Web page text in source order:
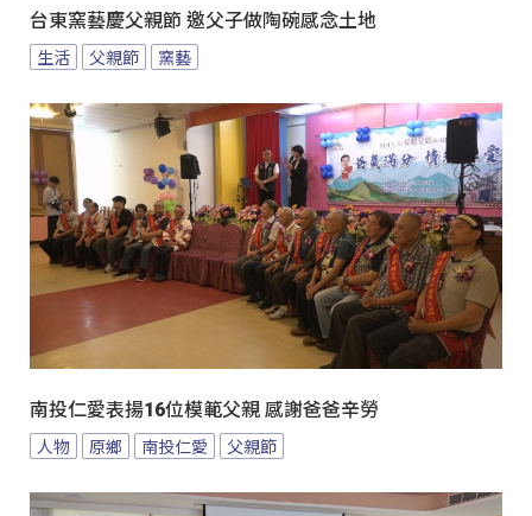
台東窯藝慶父親節 邀父子做陶碗感念土地
生活 父親節 窯藝
南投仁愛表揚16位模範父親 感謝爸爸辛勞
人物 原鄉 南投仁愛 父親節